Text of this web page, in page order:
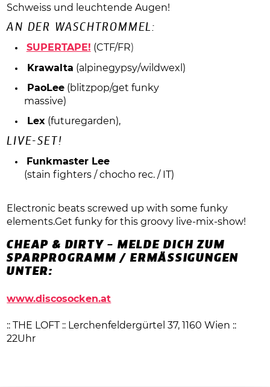
Schweiss und leuchtende Augen!
AN DER WASCHTROMMEL:
SUPERTAPE! (CTF/FR)
Krawalta (alpinegypsy/wildwexl)
PaoLee(blitzpop/get funky
massive)
Lex (futuregarden),
LIVE-SET!
Funkmaster Lee
(stain fighters / chocho rec. / IT)
Electronic beats screwed up with some funky
elements.Get funky for this groovy live-mix-show!
CHEAP & DIRTY – MELDE DICH ZUM
SPARPROGRAMM / ERMÄSSIGUNGEN U
NTER:
www.discosocken.at
:: THE LOFT :: Lerchenfeldergürtel 37, 1160 Wien ::
22Uhr